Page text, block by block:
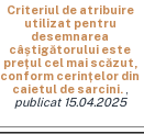
Criteriul de atribuire
utilizat pentru
desemnarea
câștigătorului este
prețul cel mai scăzut,
conform cerințelor din
caietul de sarcini.
publicat 15.04.2025